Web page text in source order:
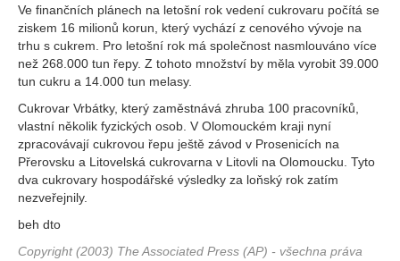
Ve finančních plánech na letošní rok vedení cukrovaru počítá se
ziskem 16 milionů korun, který vychází z cenového vývoje na
trhu s cukrem. Pro letošní rok má společnost nasmlouváno více
než 268.000 tun řepy. Z tohoto množství by měla vyrobit 39.000
tun cukru a 14.000 tun melasy.
Cukrovar Vrbátky, který zaměstnává zhruba 100 pracovníků,
vlastní několik fyzických osob. V Olomouckém kraji nyní
zpracovávají cukrovou řepu ještě závod v Prosenicích na
Přerovsku a Litovelská cukrovarna v Litovli na Olomoucku. Tyto
dva cukrovary hospodářské výsledky za loňský rok zatím
nezveřejnily.
beh dto
Copyright (2003) The Associated Press (AP) - všechna práva